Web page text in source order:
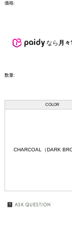
価格:
なら 月
数量:
COLOR
CHARCOAL（DARK